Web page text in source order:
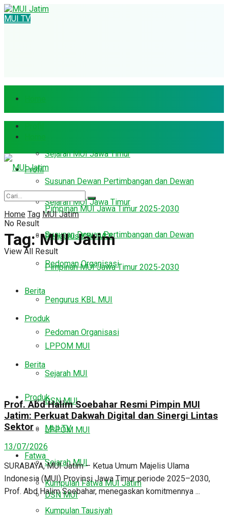
MUI TV
Sejarah MUI Jawa Timur
Susunan Dewan Pertimbangan dan Dewan
Pimpinan MUI Jawa Timur 2025-2030
Pengurus KBL MUI
Pedoman Organisasi
Berita
Produk
LPPOM MUI
Sejarah MUI
DSN MUI
MUI TV
Fatwa
Kumpulan Fatwa MUI Jatim
Kumpulan Tausiyah
Profil
Sejarah MUI Jawa Timur
Susunan Dewan Pertimbangan dan Dewan
Pimpinan MUI Jawa Timur 2025-2030
Pengurus KBL MUI
Pedoman Organisasi
Berita
Produk
LPPOM MUI
Sejarah MUI
DSN MUI
No Result
View All Result
Home Tag MUI Jatim
Tag:MUI Jatim
Prof. Abd Halim Soebahar Resmi Pimpin MUI
Jatim: Perkuat Dakwah Digital dan Sinergi Lintas
Sektor
13/07/2026
SURABAYA, MUI Jatim – Ketua Umum Majelis Ulama
Indonesia (MUI) Provinsi Jawa Timur periode 2025–2030,
Prof. Abd Halim Soebahar, menegaskan komitmennya ...